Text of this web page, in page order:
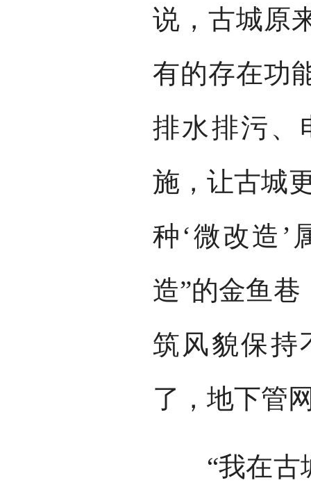
说，古城原
有的存在功
排水排污、
施，让古城
种‘微改造’
造”的金鱼
筑风貌保持
了，地下管
“我在古城